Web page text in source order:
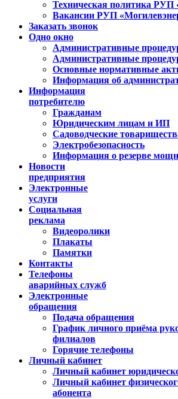
Техническая политика РУП
Вакансии РУП
Заказать звонок
Одно окно
Административные
Административные
Основные нормативные
Информация об
Информация
потребителю
Гражданам
Юридическим лицам и ИП
Садоводческие
Электробезопасность
Информация о резерве
Новости
предприятия
Электронные
услуги
Социальная
реклама
Видеоролики
Плакаты
Памятки
Контакты
Телефоны
аварийных служб
Электронные
обращения
Подача обращения
График личного приёма
филиалов
Горячие телефоны
Личный кабинет
Личный кабинет
Личный кабинет
абонента